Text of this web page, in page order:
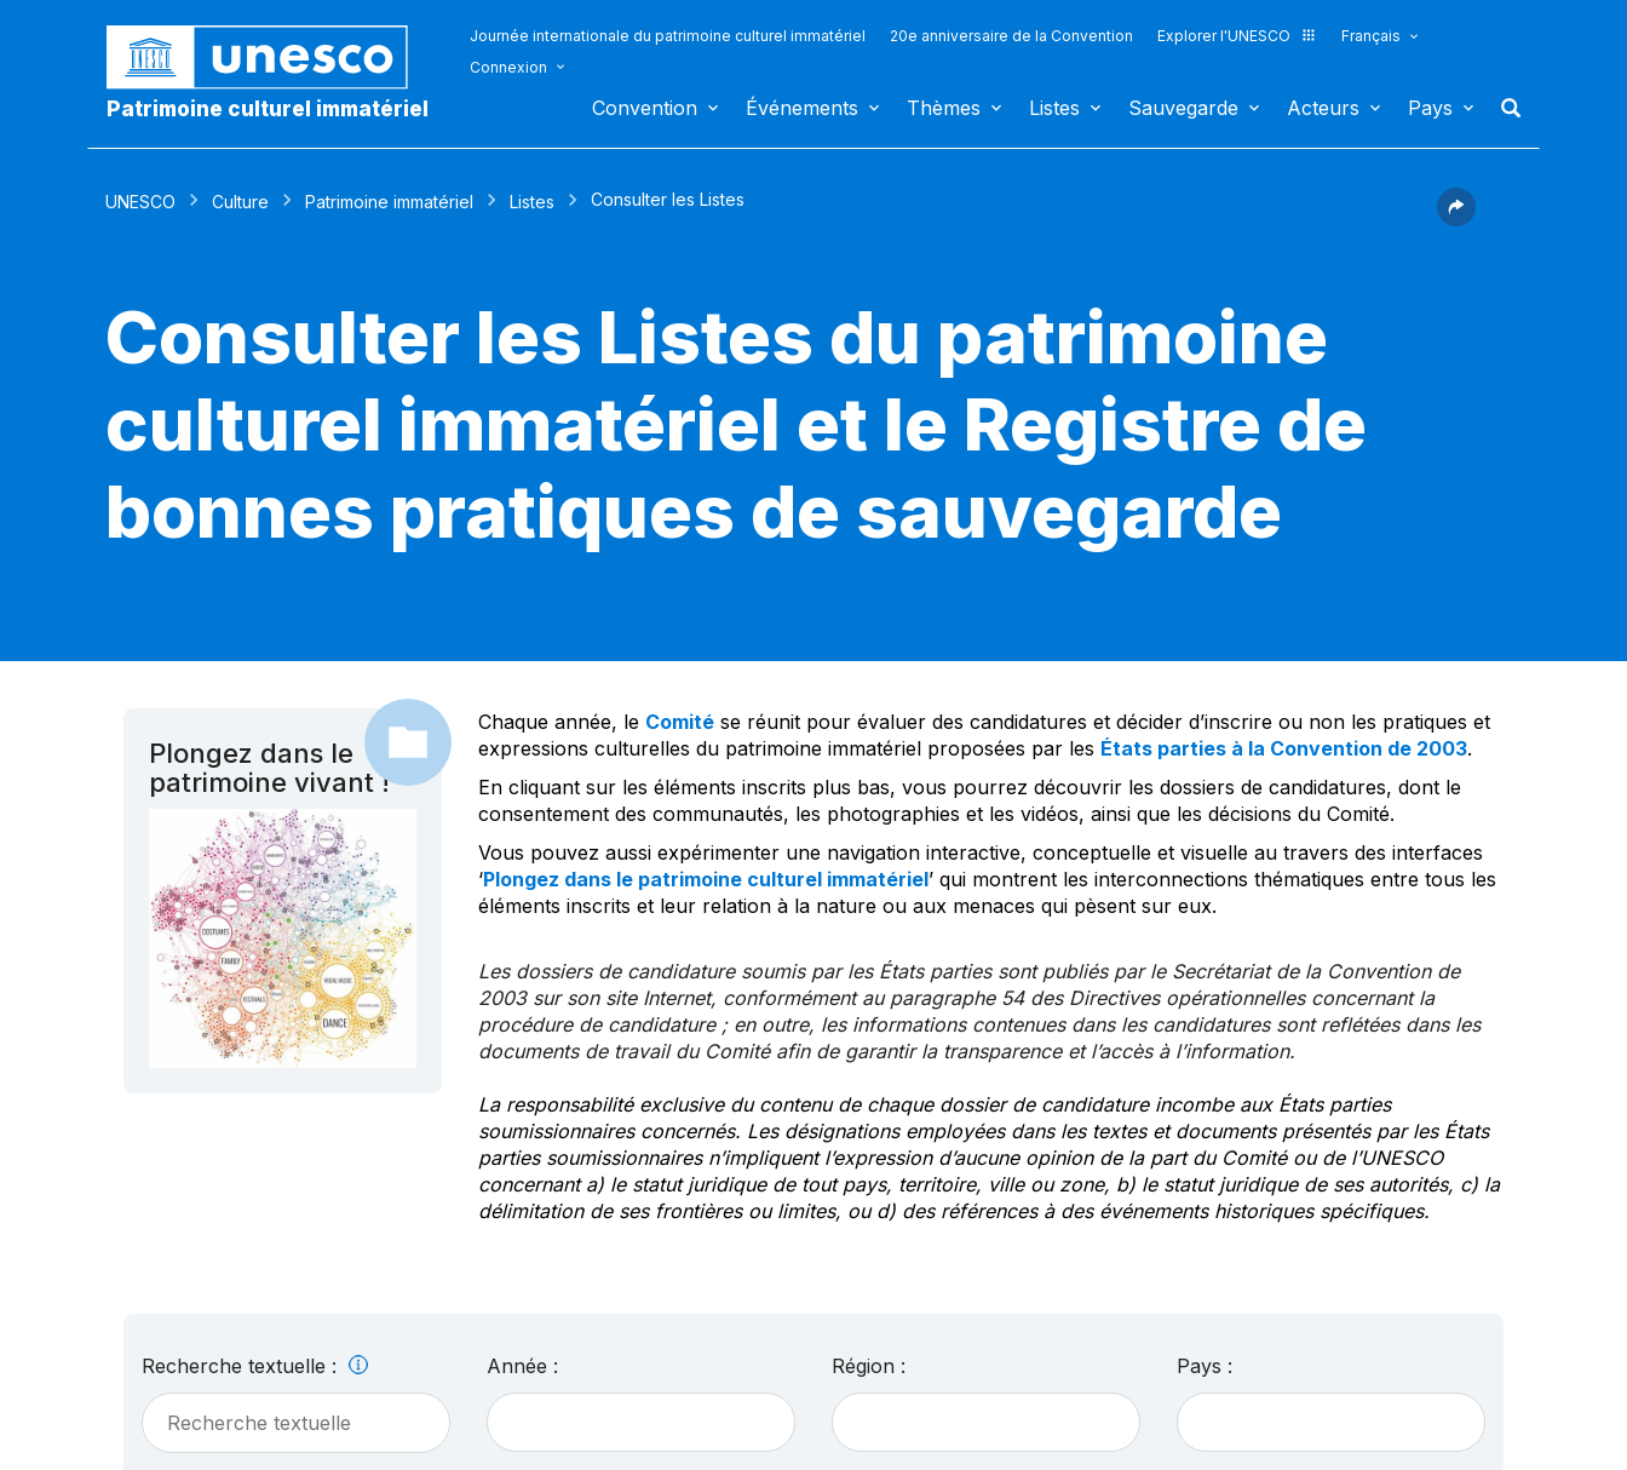
Patrimoine culturel immatériel
Journée internationale du patrimoine culturel immatériel 20e anniversaire de la Convention Explorer l'UNESCO
Français
Connexion
Convention Événements Thèmes Listes Sauvegarde Acteurs Pays
UNESCO Culture Patrimoine immatériel Listes Consulter les Listes
Consulter les Listes du patrimoine
culturel immatériel et le Registre de
bonnes pratiques de sauvegarde
Plongez dans le
patrimoine vivant !
Chaque année, le Comitése réunit pour évaluer des candidatures et décider d’inscrire ou non les pratiques et
expressions culturelles du patrimoine immatériel proposées par les États parties à la Convention de 2003.
En cliquant sur les éléments inscrits plus bas, vous pourrez découvrir les dossiers de candidatures, dont le
consentement des communautés, les photographies et les vidéos, ainsi que les décisions du Comité.
Vous pouvez aussi expérimenter une navigation interactive, conceptuelle et visuelle au travers des interfaces
‘Plongez dans le patrimoine culturel immatériel’ qui montrent les interconnections thématiques entre tous les
éléments inscrits et leur relation à la nature ou aux menaces qui pèsent sur eux.
Les dossiers de candidature soumis par les États parties sont publiés par le Secrétariat de la Convention de
2003 sur son site Internet, conformément au paragraphe 54 des Directives opérationnelles concernant la
procédure de candidature ; en outre, les informations contenues dans les candidatures sont reflétées dans les
documents de travail du Comité afin de garantir la transparence et l’accès à l’information.
La responsabilité exclusive du contenu de chaque dossier de candidature incombe aux États parties
soumissionnaires concernés. Les désignations employées dans les textes et documents présentés par les États
parties soumissionnaires n’impliquent l’expression d’aucune opinion de la part du Comité ou de l’UNESCO
concernant a) le statut juridique de tout pays, territoire, ville ou zone, b) le statut juridique de ses autorités, c) la
délimitation de ses frontières ou limites, ou d) des références à des événements historiques spécifiques.
Recherche textuelle : Année : Région : Pays :